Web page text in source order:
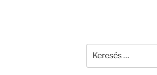
következő